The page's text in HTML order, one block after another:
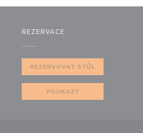
REZERVACE
REZERVOVAT STŮL
POUKAZY